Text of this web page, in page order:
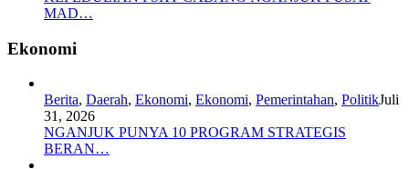
MAD…
Ekonomi
Berita, Daerah, Ekonomi, Ekonomi, Pemerintahan, PolitikJuli
31, 2026
NGANJUK PUNYA 10 PROGRAM STRATEGIS
BERAN…